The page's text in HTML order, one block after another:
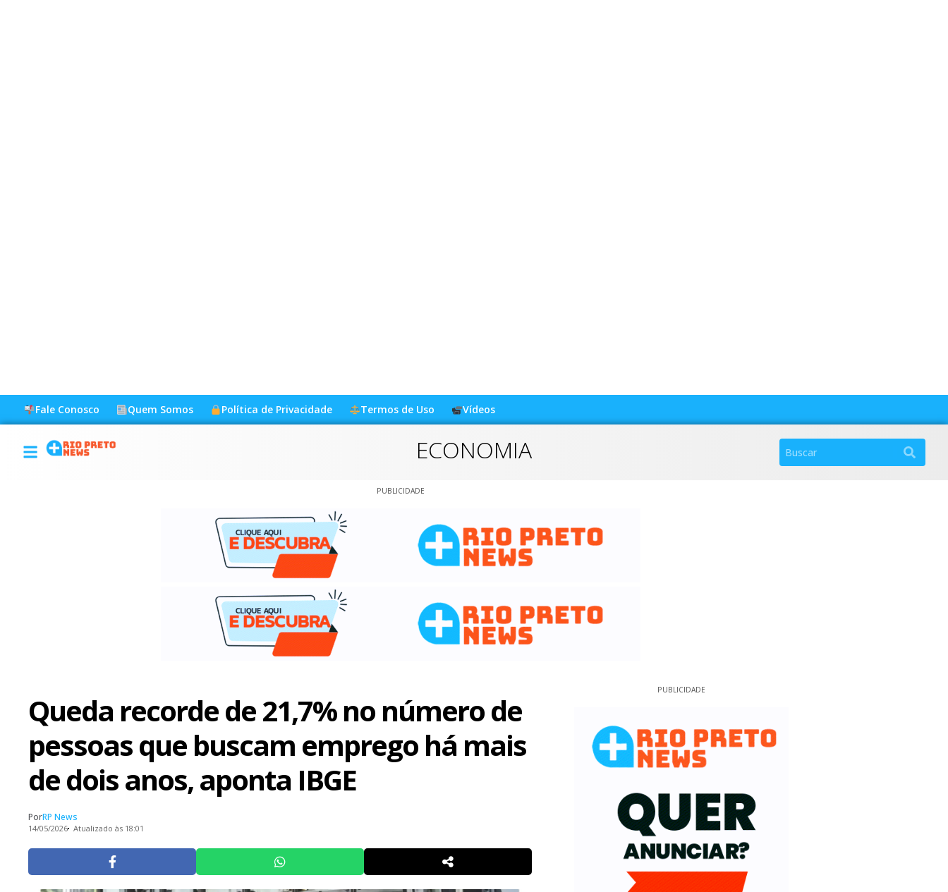
Fale Conosco Quem Somos Política de Privacidade Termos de Uso Vídeos
ECONOMIA
PUBLICIDADE
Queda recorde de 21,7% no número de
pessoas que buscam emprego há mais
de dois anos, aponta IBGE
PorRP News
14/05/2026 Atualizado às 18:01
PUBLICIDADE